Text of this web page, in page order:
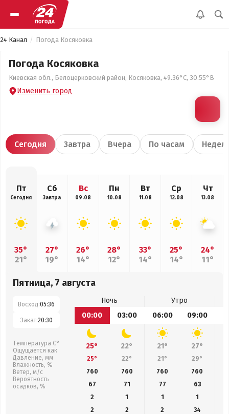
24 Канал Погода Косяковка
Погода Косяковка
Киевская обл., Белоцерковский район, Косяковка, 49.36°С, 30.55°В
Изменить город
Сегодня Завтра Вчера По часам
Пт
Сегодня
35°
21°
Сб
Завтра
27°
19°
Вс
09.08
26°
14°
Пн
10.08
28°
12°
Вт
11.08
33°
14°
Ср
12.08
25°
14°
Чт
13.08
24°
11°
Пятница, 7 августа
Восход:05:36
Закат:20:30
Температура С°
Ощущается как
Давление, мм
Влажность, %
Ветер, м/с
Вероятность
осадков, %
Ночь
Утро
00:00
03:00 06:00 09:00
25° 22° 21° 27°
25° 22° 21° 29°
760
760 760 760
67
71 77 63
2
1 1
1
2
2 2 34